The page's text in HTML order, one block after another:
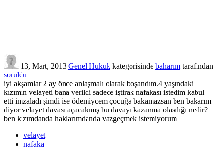
13, Mart, 2013 Genel Hukuk kategorisinde baharım tarafından
soruldu
iyi akşamlar 2 ay önce anlaşmalı olarak boşandım.4 yaşındaki
kızımın velayeti bana verildi sadece iştirak nafakası istedim kabul
etti imzaladı şimdi ise ödemiycem çocuğa bakamazsan ben bakarım
diyor velayet davası açacakmış bu davayı kazanma olasılığı nedir?
ben kızımdanda haklarımdanda vazgeçmek istemiyorum
velayet
nafaka